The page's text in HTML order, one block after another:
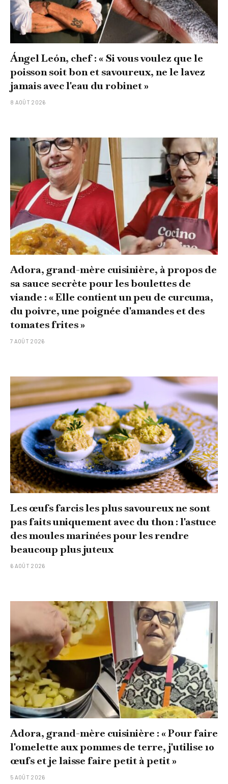
Ángel León, chef : « Si vous voulez que le
poisson soit bon et savoureux, ne le lavez
jamais avec l'eau du robinet »
8 AOÛT 2026
Adora, grand-mère cuisinière, à propos de
sa sauce secrète pour les boulettes de
viande : « Elle contient un peu de curcuma,
du poivre, une poignée d'amandes et des
tomates frites »
7 AOÛT 2026
Les œufs farcis les plus savoureux ne sont
pas faits uniquement avec du thon : l'astuce
des moules marinées pour les rendre
beaucoup plus juteux
6 AOÛT 2026
Adora, grand-mère cuisinière : « Pour faire
l'omelette aux pommes de terre, j'utilise 10
œufs et je laisse faire petit à petit »
5 AOÛT 2026